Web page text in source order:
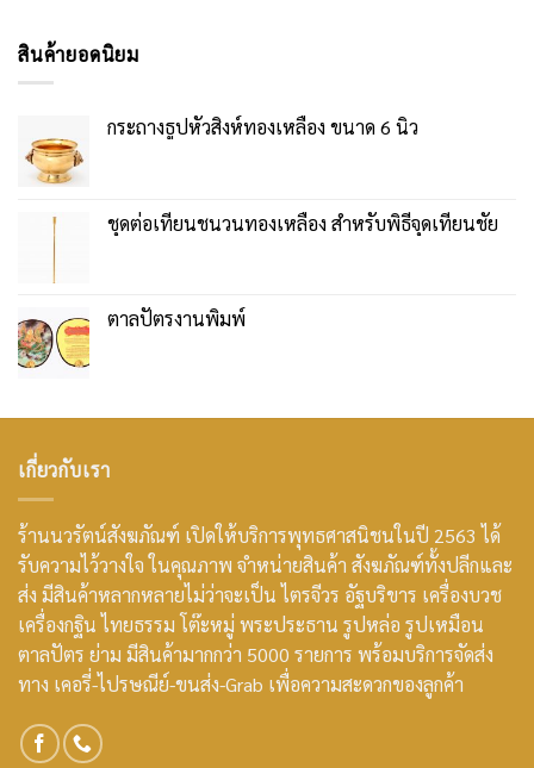
สินค้ายอดนิยม
กระถางธูปหัวสิงห์ทองเหลือง ขนาด 6 นิ้ว
ชุดต่อเทียนชนวนทองเหลือง สำหรับพิธีจุดเทียนชัย
ตาลปัตรงานพิมพ์
เกี่ยวกับเรา
ร้านนวรัตน์สังฆภัณฑ์ เปิดให้บริการพุทธศาสนิชนในปี 2563 ได้
รับความไว้วางใจ ในคุณภาพ จำหน่ายสินค้า สังฆภัณฑ์ทั้งปลีกและ
ส่ง มีสินค้าหลากหลายไม่ว่าจะเป็น ไตรจีวร อัฐบริขาร เครื่องบวช
เครื่องกฐิน ไทยธรรม โต๊ะหมู่ พระประธาน รูปหล่อ รูปเหมือน
ตาลปัตร ย่าม มีสินค้ามากกว่า 5000 รายการ พร้อมบริการจัดส่ง
ทาง เคอรี่-ไปรษณีย์-ขนส่ง-Grab เพื่อความสะดวกของลูกค้า